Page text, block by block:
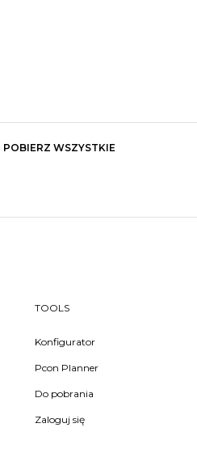
POBIERZ WSZYSTKIE
TOOLS
Konfigurator
Pcon Planner
Do pobrania
Zaloguj się